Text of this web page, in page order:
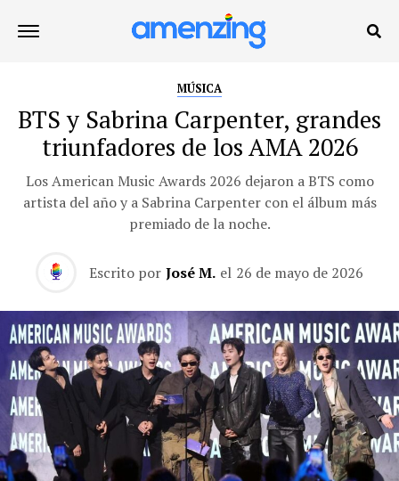
MÚSICA
BTS y Sabrina Carpenter, grandes
triunfadores de los AMA 2026
Los American Music Awards 2026 dejaron a BTS como
artista del año y a Sabrina Carpenter con el álbum más
premiado de la noche.
Escrito por José M. el 26 de mayo de 2026